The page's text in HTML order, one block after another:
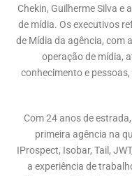
Chekin, Guilherme Silva e
de mídia. Os executivos
de Mídia da agência, com
operação de mídia,
conhecimento e
Com 24 anos de
primeira agência na
IProspect, Isobar, Tail,
a experiência de